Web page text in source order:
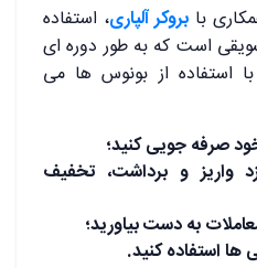
با بروکر آلپاری، استفاده
است که به طور دوره ای
استفاده از بونوس ها می
صرفه جویی کنید؛
واریز و برداشت، تخفیف
به دست بیاورید؛
ها استفاده کنید.